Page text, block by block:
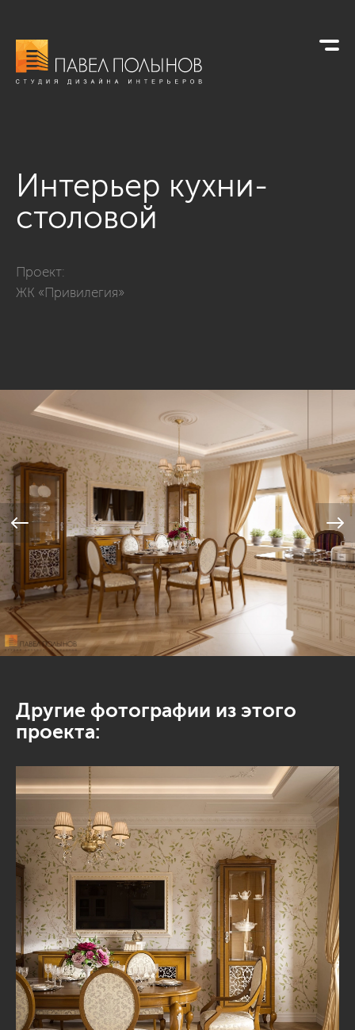
Интерьер кухни-
столовой
Проект:
ЖК «Привилегия»
Другие фотографии из этого
проекта: